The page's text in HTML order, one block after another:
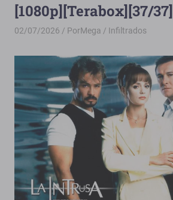
[1080p][Terabox][37/37]
02/07/2026 PorMega Infiltrados